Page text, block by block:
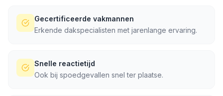
Gecertificeerde vakmannen
Erkende dakspecialisten met jarenlange ervaring.
Snelle reactietijd
Ook bij spoedgevallen snel ter plaatse.